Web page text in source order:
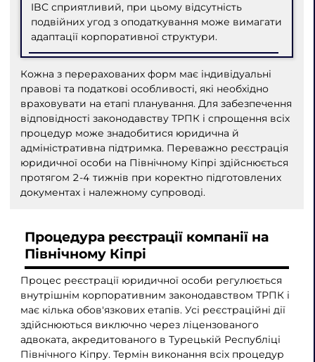
IBC сприятливий, при цьому відсутність
подвійних угод з оподаткування може вимагати
адаптації корпоративної структури.
Кожна з перерахованих форм має індивідуальні
правові та податкові особливості, які необхідно
враховувати на етапі планування. Для забезпечення
відповідності законодавству ТРПК і спрощення всіх
процедур може знадобитися юридична й
адміністративна підтримка. Переважно реєстрація
юридичної особи на Північному Кіпрі здійснюється
протягом 2-4 тижнів при коректно підготовлених
документах і належному супроводі.
Процедура реєстрації компанії на
Північному Кіпрі
Процес реєстрації юридичної особи регулюється
внутрішнім корпоративним законодавством ТРПК і
має кілька обов'язкових етапів. Усі реєстраційні дії
здійснюються виключно через ліцензованого
адвоката, акредитованого в Турецькій Республіці
Північного Кіпру. Термін виконання всіх процедур